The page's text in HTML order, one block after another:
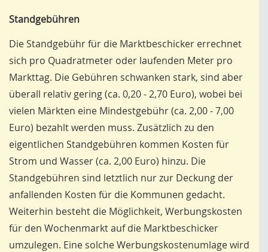
Standgebühren
Die Standgebühr für die Marktbeschi­cker errechnet
sich pro Quadratmeter oder laufenden Meter pro
Markttag. Die Gebühren schwanken stark, sind aber
überall relativ gering (ca. 0,20 - 2,70 Euro), wobei bei
vielen Märkten eine Mindestgebühr (ca. 2,00 - 7,00
Euro) bezahlt werden muss. Zusätzlich zu den
eigentlichen Standgebühren kommen Kosten für
Strom und Wasser (ca. 2,00 Euro) hinzu. Die
Standgebühren sind letztlich nur zur Deckung der
anfallenden Kosten für die Kommunen gedacht.
Weiterhin besteht die Möglichkeit, Werbungskosten
für den Wochenmarkt auf die Marktbeschicker
umzulegen. Eine solche Werbungskos­tenumlage wird